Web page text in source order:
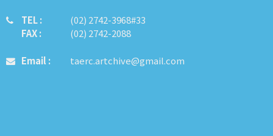
TEL :
FAX :
​​​​(02) 2742-3968#33
(02) 2742-2088
Email : taerc.artchive@gmail.com